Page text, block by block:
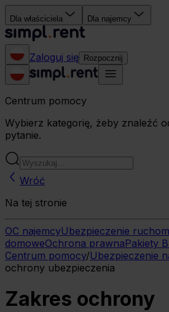
Dla właściciela Dla najemcy
Zaloguj się Rozpocznij
Centrum pomocy
Wybierz kategorię, żeby znaleźć
pytanie.
Wróć
Na tej stronie
OC najemcyUbezpieczenie
domoweOchrona prawnaPakiety
Centrum pomocy/Ubezpieczenie
ochrony ubezpieczenia
Zakres ochrony